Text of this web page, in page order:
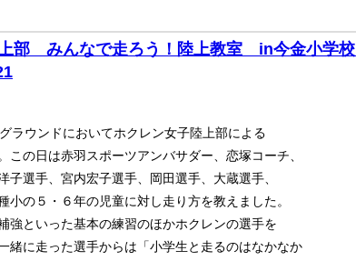
部 みんなで走ろう！陸上教室 in今金小学校
ラウンドにおいてホクレン女子陸上部による
この日は赤羽スポーツアンバサダー、恋塚コーチ、
子選手、宮内宏子選手、岡田選手、大蔵選手、
小の５・６年の児童に対し走り方を教えました。
強といった基本の練習のほかホクレンの選手を
緒に走った選手からは「小学生と走るのはなかなか